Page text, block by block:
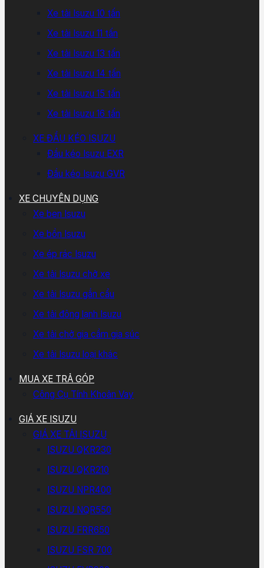
Xe tải Isuzu 10 tấn
Xe tải Isuzu 11 tấn
Xe tải Isuzu 13 tấn
Xe tải Isuzu 14 tấn
Xe tải Isuzu 15 tấn
Xe tải Isuzu 16 tấn
XE ĐẦU KÉO ISUZU
Đầu kéo Isuzu EXR
Đầu kéo Isuzu GVR
XE CHUYÊN DỤNG
Xe ben Isuzu
Xe bồn Isuzu
Xe ép rác Isuzu
Xe tải Isuzu chở xe
Xe tải Isuzu gắn cẩu
Xe tải đông lạnh Isuzu
Xe tải chở gia cầm gia súc
Xe tải Isuzu loại khác
MUA XE TRẢ GÓP
Công Cụ Tính Khoản Vay
GIÁ XE ISUZU
GIÁ XE TẢI ISUZU
ISUZU QKR230
ISUZU QKR210
ISUZU NPR400
ISUZU NQR550
ISUZU FRR650
ISUZU FSR 700